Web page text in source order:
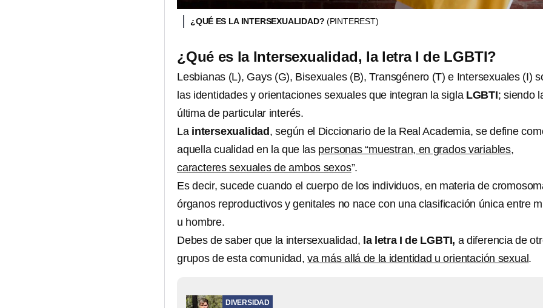
¿QUÉ ES LA INTERSEXUALIDAD? (PINTEREST)
¿Qué es la Intersexualidad, la letra I de LGBTI?
Lesbianas (L), Gays (G), Bisexuales (B), Transgénero (T) e Intersexuales (I)
las identidades y orientaciones sexuales que integran la sigla LGBTI; siendo
última de particular interés.
La intersexualidad , según el Diccionario de la Real Academia, se define
aquella cualidad en la que las personas “muestran, en grados variables,
caracteres sexuales de ambos sexos”.
Es decir, sucede cuando el cuerpo de los individuos, en materia de
órganos reproductivos y genitales no nace con una clasificación única entre
u hombre.
Debes de saber que la intersexualidad, la letra I de LGBTI, a diferencia de
grupos de esta comunidad,va más allá de la identidad u orientación sexual .
DIVERSIDAD